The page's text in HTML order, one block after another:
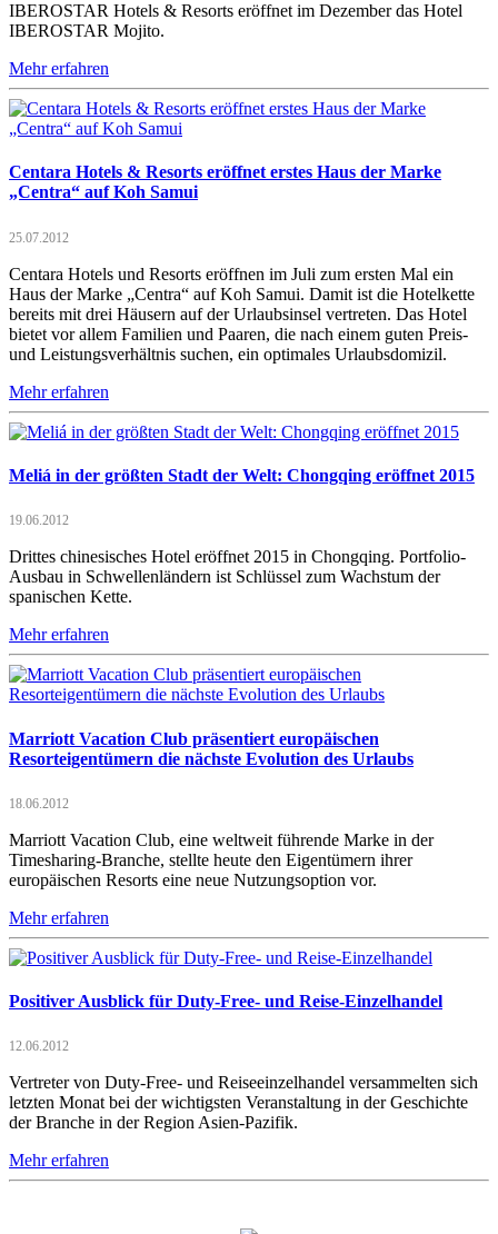
IBEROSTAR Hotels & Resorts eröffnet im Dezember das Hotel
IBEROSTAR Mojito.
Mehr erfahren
Centara Hotels & Resorts eröffnet erstes Haus der Marke
„Centra“ auf Koh Samui
25.07.2012
Centara Hotels und Resorts eröffnen im Juli zum ersten Mal ein
Haus der Marke „Centra“ auf Koh Samui. Damit ist die Hotelkette
bereits mit drei Häusern auf der Urlaubsinsel vertreten. Das Hotel
bietet vor allem Familien und Paaren, die nach einem guten Preis-
und Leistungsverhältnis suchen, ein optimales Urlaubsdomizil.
Mehr erfahren
Meliá in der größten Stadt der Welt: Chongqing eröffnet 2015
19.06.2012
Drittes chinesisches Hotel eröffnet 2015 in Chongqing. Portfolio-
Ausbau in Schwellenländern ist Schlüssel zum Wachstum der
spanischen Kette.
Mehr erfahren
Marriott Vacation Club präsentiert europäischen
Resorteigentümern die nächste Evolution des Urlaubs
18.06.2012
Marriott Vacation Club, eine weltweit führende Marke in der
Timesharing-Branche, stellte heute den Eigentümern ihrer
europäischen Resorts eine neue Nutzungsoption vor.
Mehr erfahren
Positiver Ausblick für Duty-Free- und Reise-Einzelhandel
12.06.2012
Vertreter von Duty-Free- und Reiseeinzelhandel versammelten sich
letzten Monat bei der wichtigsten Veranstaltung in der Geschichte
der Branche in der Region Asien-Pazifik.
Mehr erfahren